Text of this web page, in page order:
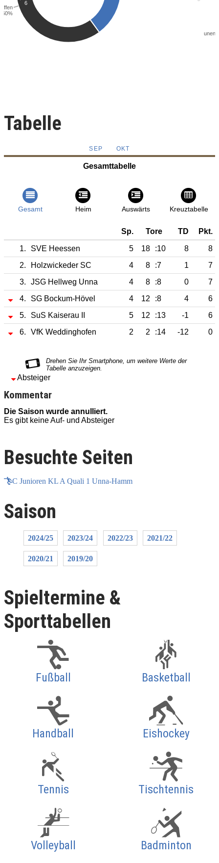
Tabelle
SEP OKT
Gesamttabelle
Gesamt Heim Auswärts Kreuztabelle
Sp. Tore TD Pkt.
1. SVE Heessen 5 18 :10 8
8
2.
Holzwickeder SC 4 8 :7 1
7
3.
JSG Hellweg Unna 4 8 :8 0
7
4.
SG Bockum-Hövel 4 12 :8 4
6
5.
SuS Kaiserau II 5 12 :13 -1
6
6.
VfK Weddinghofen 2 2 :14 -12 0
Absteiger
Kommentar
Die Saison wurde annulliert.
Es gibt keine Auf- und Absteiger
Besuchte Seiten
C Junioren KL A Quali 1 Unna-Hamm
Saison
2024/25 2023/24 2022/23 2021/22
2020/21 2019/20
Spieltermine &
Sporttabellen
Fußball Basketball
Handball Eishockey
Tennis Tischtennis
Volleyball Badminton